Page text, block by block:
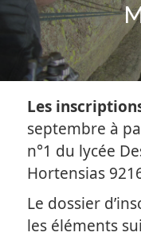
Les
septembre à
n°1 du lycée
Hortensias
Le dossier
les éléments